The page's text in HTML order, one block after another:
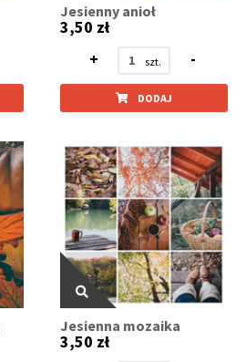
Jesienny anioł
3,50 zł
+
-
DODAJ
Jesienna mozaika
3,50 zł